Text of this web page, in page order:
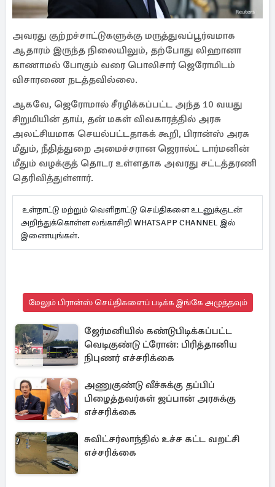
அவரது குற்றச்சாட்டுகளுக்கு மருத்துவப்பூர்வமாக
ஆதாரம் இருந்த நிலையிலும், தற்போது லிஹானா
காணாமல் போகும் வரை பொலிசார் ஜெரோமிடம்
விசாரணை நடத்தவில்லை.
ஆகவே, ஜெரோமால் சீரழிக்கப்பட்ட அந்த 10 வயது
சிறுமியின் தாய், தன் மகள் விவகாரத்தில் அரசு
அலட்சியமாக செயல்பட்டதாகக் கூறி, பிரான்ஸ் அரசு
மீதும், நீதித்துறை அமைச்சரான ஜெரால்ட் டார்மனின்
மீதும் வழக்குத் தொடர உள்ளதாக அவரது சட்டத்தரணி
தெரிவித்துள்ளார்.
உள்நாட்டு மற்றும் வெளிநாட்டு செய்திகளை உடனுக்குடன்
அறிந்துக்கொள்ள லங்காசிறி WHATSAPP CHANNEL இல்
இணையுங்கள்.
மேலும் பிரான்ஸ் செய்திகளைப் படிக்க இங்கே அழுத்தவும்
ஜேர்மனியில் கண்டுபிடிக்கப்பட்ட
வெடிகுண்டு ட்ரோன்: பிரித்தானிய
நிபுணர் எச்சரிக்கை
அணுகுண்டு வீச்சுக்கு தப்பிப்
பிழைத்தவர்கள் ஜப்பான் அரசுக்கு
எச்சரிக்கை
சுவிட்சர்லாந்தில் உச்ச கட்ட வறட்சி
எச்சரிக்கை